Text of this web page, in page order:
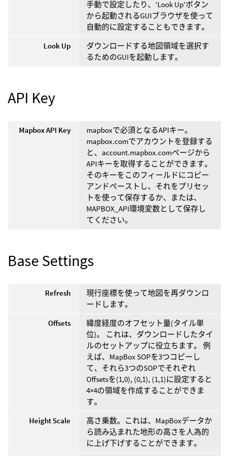
手動で設定したり、'Look Up'ボタン
から起動されるGUIブラウザを使って
自動的に設定することもできます。
Look Up
ダウンロードする地図領域を選択す
るためのGUIを起動します。
API Key
Mapbox API Key
mapboxで必須となるAPIキー。
mapbox.comでアカウントを登録する
と、account.mapbox.comページから
APIキーを取得することができます。
そのキーをこのフィールドにコピー
アンドペーストし、それをプリセッ
トを使って保存するか、または、
MAPBOX_API環境変数として保存し
てください。
Base Settings
Refresh
現行座標を使って地図を再ダウンロ
ードします。
Offsets
緯度経度のオフセット量(タイル単
位)。 これは、ダウンロードしたタイ
ルのセットアップに役立ちます。 例
えば、MapBox SOPを3つコピーし
て、それら3つのSOPでそれぞれ
Offsetsを(1,0), (0,1), (1,1)に設定すると
4×4の領域を作成することができま
す。
Height Scale
高さ乗数。これは、MapBoxデータか
ら読み込まれた地形の高さを人為的
に上げ下げすることができます。